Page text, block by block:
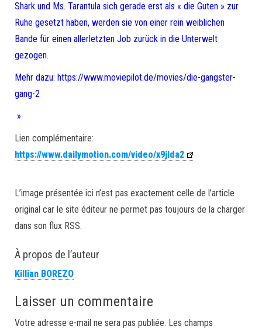
Shark und Ms. Tarantula sich gerade erst als « die Guten » zur
Ruhe gesetzt haben, werden sie von einer rein weiblichen
Bande für einen allerletzten Job zurück in die Unterwelt
gezogen.
Mehr dazu: https://www.moviepilot.de/movies/die-gangster-
gang-2
»
Lien complémentaire:
https://www.dailymotion.com/video/x9jlda2
L’image présentée ici n’est pas exactement celle de l’article
original car le site éditeur ne permet pas toujours de la charger
dans son flux RSS.
À propos de l’auteur
Killian BOREZO
Laisser un commentaire
Votre adresse e-mail ne sera pas publiée. Les champs